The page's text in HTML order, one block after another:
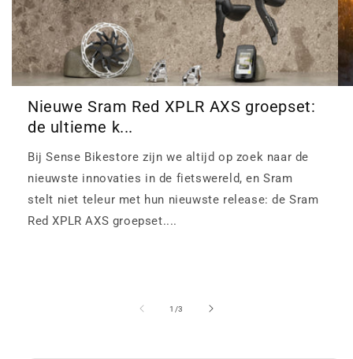
Nieuwe Sram Red XPLR AXS groepset:
de ultieme k...
Bij Sense Bikestore zijn we altijd op zoek naar de
nieuwste innovaties in de fietswereld, en Sram
stelt niet teleur met hun nieuwste release: de Sram
Red XPLR AXS groepset....
1 /van
3